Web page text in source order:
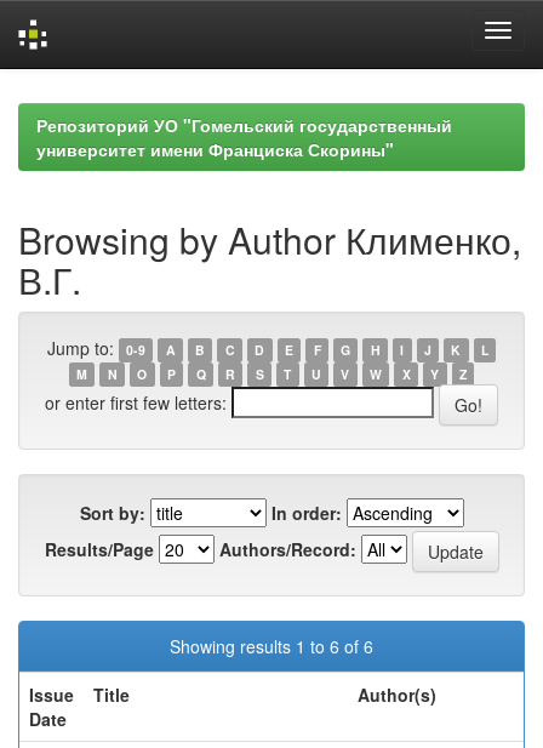
navigationРепозиторий УО "Гомельский государственный
университет имени Франциска Скорины"
Browsing by Author Клименко,
В.Г.
Jump to: 0-9 A B C D E F G H I J K
L
M
N O P Q R S T U V W X Y Z
or enter first few letters:
Sort by:
In order:
Results/Page
Authors/Record:
Showing results 1 to 6 of 6
Issue
Date
Title Author(s)